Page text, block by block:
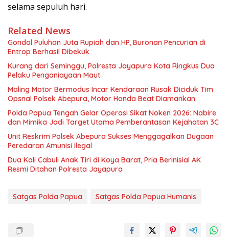
selama sepuluh hari.
Related News
Gondol Puluhan Juta Rupiah dan HP, Buronan Pencurian di
Entrop Berhasil Dibekuk
Kurang dari Seminggu, Polresta Jayapura Kota Ringkus Dua
Pelaku Penganiayaan Maut
Maling Motor Bermodus Incar Kendaraan Rusak Diciduk Tim
Opsnal Polsek Abepura, Motor Honda Beat Diamankan
Polda Papua Tengah Gelar Operasi Sikat Noken 2026: Nabire
dan Mimika Jadi Target Utama Pemberantasan Kejahatan 3C
Unit Reskrim Polsek Abepura Sukses Menggagalkan Dugaan
Peredaran Amunisi Ilegal
Dua Kali Cabuli Anak Tiri di Koya Barat, Pria Berinisial AK
Resmi Ditahan Polresta Jayapura
Satgas Polda Papua Satgas Polda Papua Humanis